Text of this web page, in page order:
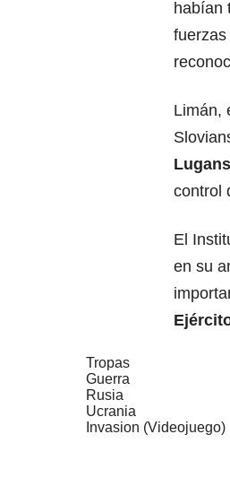
habían
Limán,
control
El
en su
Tropas
Guerra
Rusia
Ucrania
Invasion (Videojuego)